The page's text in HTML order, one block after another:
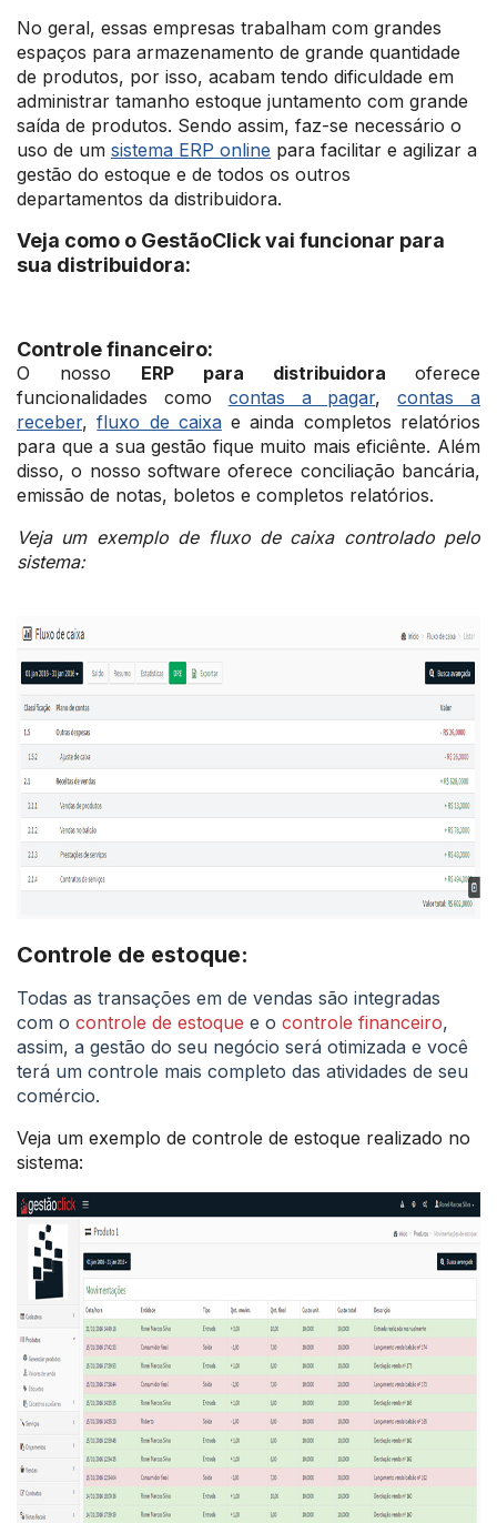
No geral, essas empresas trabalham com grandes
espaços para armazenamento de grande quantidade
de produtos, por isso, acabam tendo dificuldade em
administrar tamanho estoque juntamento com grande
saída de produtos. Sendo assim, faz-se necessário o
uso de um sistema ERP online para facilitar e agilizar a
gestão do estoque e de todos os outros
departamentos da distribuidora.
Veja como o GestãoClick vai funcionar para
sua distribuidora:
Controle financeiro:
O nosso ERP para distribuidora oferece
funcionalidades como contas a pagar,contas a
receber,fluxo de caixae ainda completos relatórios
para que a sua gestão fique muito mais eficiênte. Além
disso, o nosso software oferece conciliação bancária,
emissão de notas, boletos e completos relatórios.
Veja um exemplo de fluxo de caixa controlado pelo
sistema:
Controle de estoque:
Todas as transações em de vendas são integradas
com o controle de estoque e o controle financeiro,
assim, a gestão do seu negócio será otimizada e você
terá um controle mais completo das atividades de seu
comércio.
Veja um exemplo de controle de estoque realizado no
sistema: